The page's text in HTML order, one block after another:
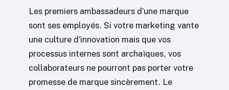
Les premiers ambassadeurs d’une marque
sont ses employés. Si votre marketing vante
une culture d’innovation mais que vos
processus internes sont archaïques, vos
collaborateurs ne pourront pas porter votre
promesse de marque sincèrement. Le